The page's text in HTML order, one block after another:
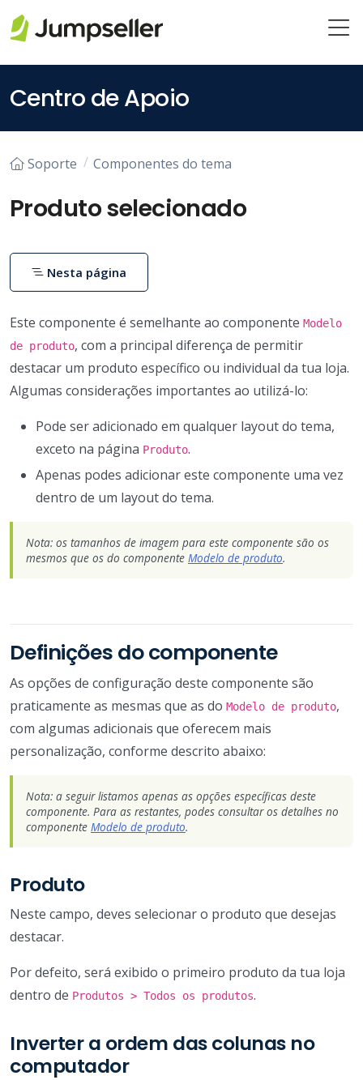
Centro de Apoio
Soporte Componentes do tema
Produto selecionado
Este componente é semelhante ao componente Modelo
de produto, com a principal diferença de permitir
destacar um produto específico ou individual da tua loja.
Algumas considerações importantes ao utilizá-lo:
Pode ser adicionado em qualquer layout do tema,
exceto na página Produto.
Apenas podes adicionar este componente uma vez
dentro de um layout do tema.
Nota: os tamanhos de imagem para este componente são os
mesmos que os do componente Modelo de produto.
Definições do componente
As opções de configuração deste componente são
praticamente as mesmas que as do Modelo de produto,
com algumas adicionais que oferecem mais
personalização, conforme descrito abaixo:
Nota: a seguir listamos apenas as opções específicas deste
componente. Para as restantes, podes consultar os detalhes no
componente Modelo de produto.
Produto
Neste campo, deves selecionar o produto que desejas
destacar.
Por defeito, será exibido o primeiro produto da tua loja
dentro de Produtos > Todos os produtos.
Inverter a ordem das colunas no
computador
Nesta página